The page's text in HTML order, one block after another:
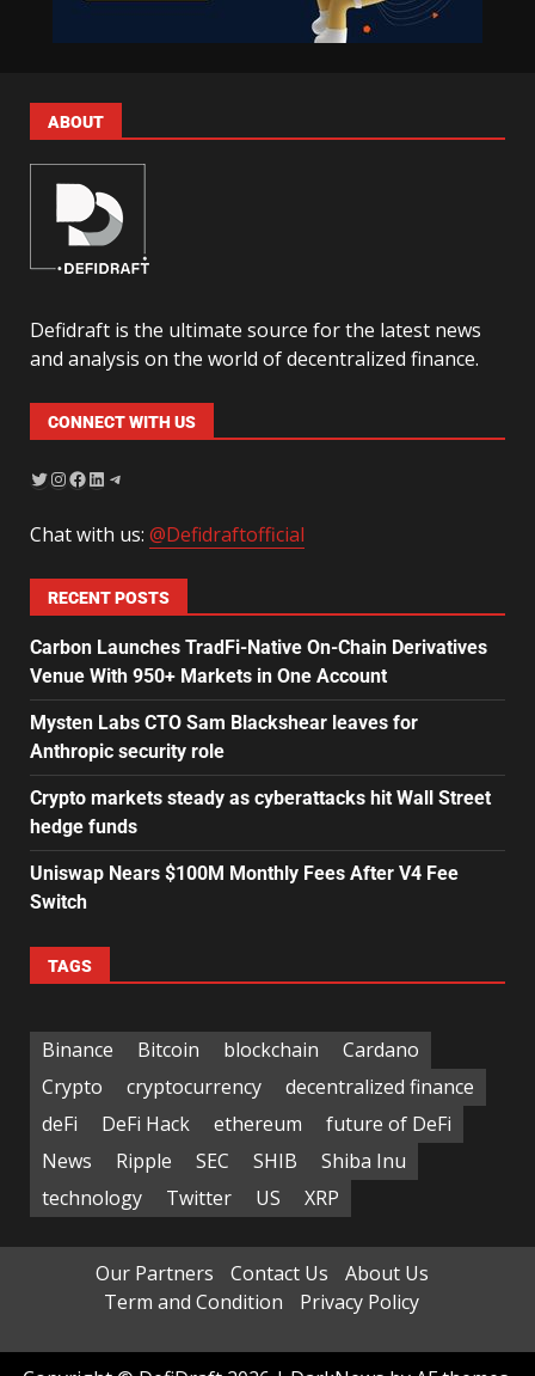
ABOUT
Defidraft is the ultimate source for the latest news
and analysis on the world of decentralized finance.
CONNECT WITH US
Chat with us: @Defidraftofficial
RECENT POSTS
Carbon Launches TradFi-Native On-Chain Derivatives
Venue With 950+ Markets in One Account
Mysten Labs CTO Sam Blackshear leaves for
Anthropic security role
Crypto markets steady as cyberattacks hit Wall Street
hedge funds
Uniswap Nears $100M Monthly Fees After V4 Fee
Switch
TAGS
Binance Bitcoin blockchain
Cardano
Crypto
cryptocurrency
decentralized finance
deFi
DeFi Hack ethereum
future of DeFi
News
Ripple SEC SHIB
Shiba Inu
technology
Twitter US XRP
Our Partners Contact Us
About Us
Term and Condition
Privacy Policy